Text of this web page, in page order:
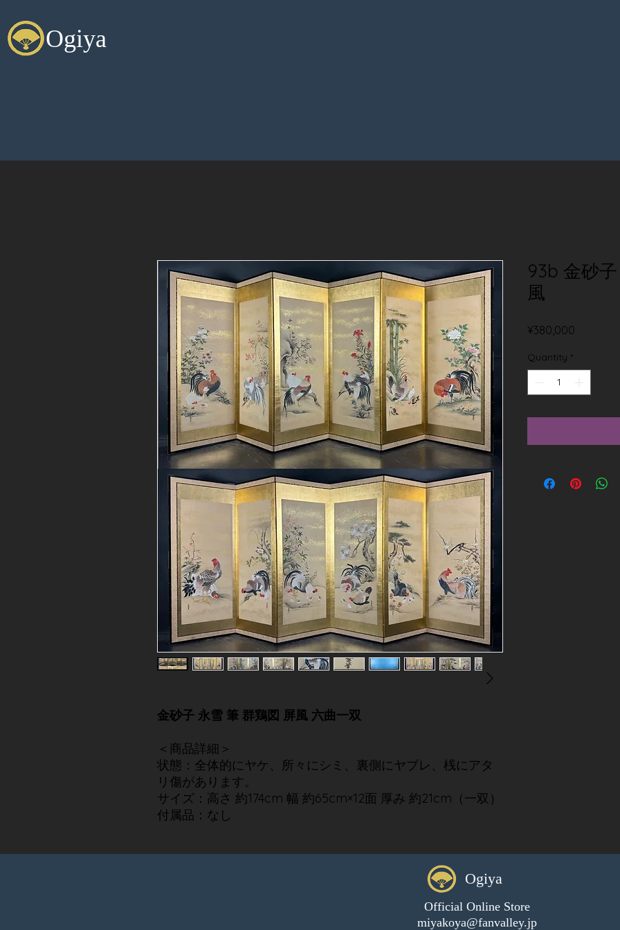
Ogiya
金砂子 永雪 筆 群鶏図 屏風 六曲一双
＜商品詳細＞
状態：全体的にヤケ、所々にシミ、裏側にヤブレ、桟にアタ
リ傷があります。
サイズ：高さ 約174cm 幅 約65cm×12面 厚み 約21cm（一双）
付属品：なし
93b 金砂
風
¥380,000
Quantity *
Official Online Store
Ogiya
miyakoya@fanvalley.jp